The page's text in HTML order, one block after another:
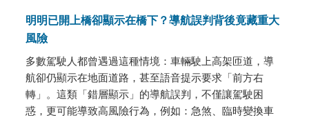
明明已開上橋卻顯示在橋下？導航誤判背後竟藏重大
風險
多數駕駛人都曾遇過這種情境：車輛駛上高架匝道，導
航卻仍顯示在地面道路，甚至語音提示要求「前方右
轉」。這類「錯層顯示」的導航誤判，不僅讓駕駛困
惑，更可能導致高風險行為，例如：急煞、臨時變換車